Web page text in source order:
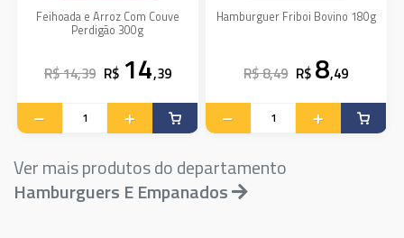
Feihoada e Arroz Com Couve
Perdigão 300g
R$ 14,39 R$ 14,39
Hamburguer Friboi Bovino 180g
R$ 8,49 R$ 8,49
Ver mais produtos do departamento
Hamburguers E Empanados